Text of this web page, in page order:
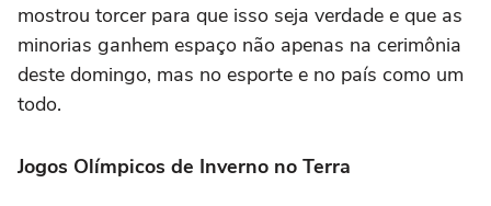
mostrou torcer para que isso seja verdade e que as
minorias ganhem espaço não apenas na cerimônia
deste domingo, mas no esporte e no país como um
todo.
Jogos Olímpicos de Inverno no Terra